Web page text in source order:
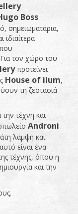
Boss
σημειωματάρια,
ιδιαίτερα
τον χώρο του
προτείνει
House of ilum,
τη ζεστασιά
τέχνη και
Androni
λάμψη και
είναι ένα
τέχνης, όπου η
και την